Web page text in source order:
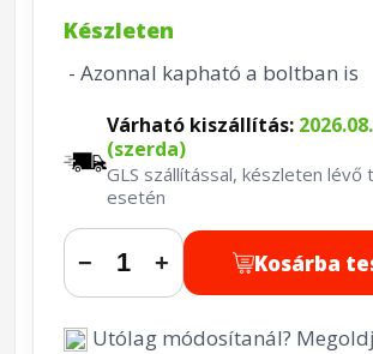
Készleten
- Azonnal kapható a boltban is
Várható kiszállítás:
(szerda)
GLS szállítással, készleten lévő
esetén
− + Kosárba
Utólag módosítanál?